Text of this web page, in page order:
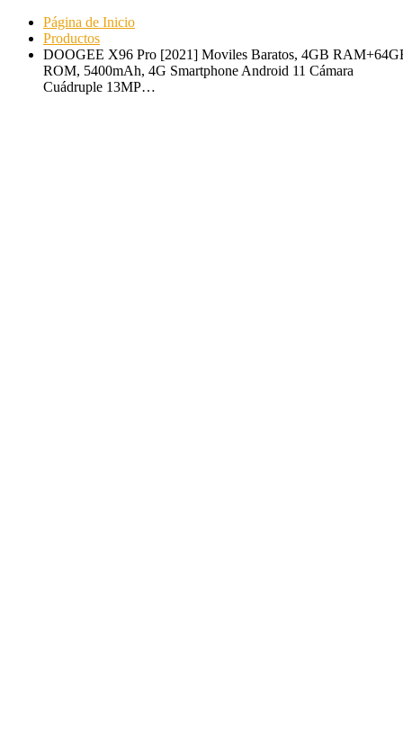
Página de Inicio
Productos
DOOGEE X96 Pro [2021] Moviles Baratos, 4GB
ROM, 5400mAh, 4G Smartphone Android 11 Cámara
Cuádruple 13MP…